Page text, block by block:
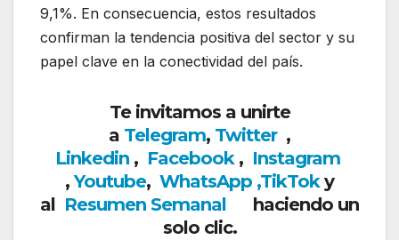
9,1%. En consecuencia, estos resultados
confirman la tendencia positiva del sector y su
papel clave en la conectividad del país.
Te invitamos a unirte
a Telegram, Twitter ,
Linkedin, Facebook, Instagram
,Youtube, WhatsApp ,TikToky
al Resumen Semanal haciendo un
solo clic.